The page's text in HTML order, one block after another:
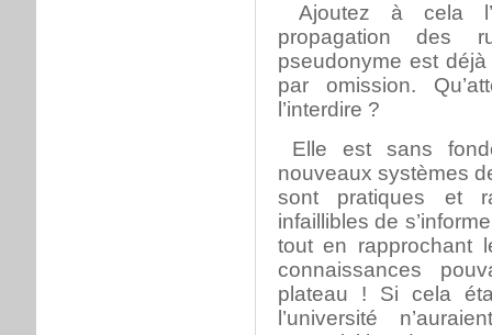
Ajoutez à cela
propagation des
pseudonyme est
par omission.
l’interdire ?
Elle est sans
nouveaux systèmes
sont pratiques et
infaillibles de
tout en rapprochant
connaissances
plateau ! Si cela
l’université